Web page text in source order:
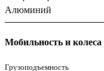
Алюминий
Мобильность и колеса
Грузоподъемность